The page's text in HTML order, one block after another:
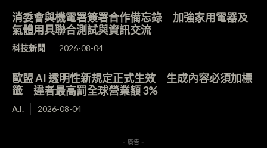
消委會與機電署簽署合作備忘錄 加強家用電器及
氣體用具聯合測試與資訊交流
科技新聞 2026-08-04
歐盟 AI 透明性新規定正式生效 生成內容必須加標
籤 違者最高罰全球營業額 3%
A.I. 2026-08-04
- 廣告 -